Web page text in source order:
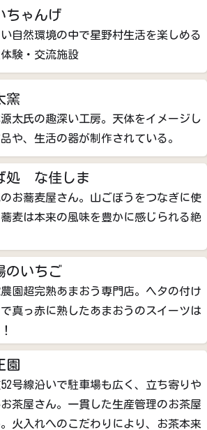
ちゃんげ
自然環境の中で星野村生活を楽しめる
験・交流施設
窯
太氏の趣深い工房。天体をイメージし
や、生活の器が制作されている。
処 な佳しま
のお蕎麦屋さん。山ごぼうをつなぎに使
麦は本来の風味を豊かに感じられる絶
のいちご
園超完熟あまおう専門店。ヘタの付け
真っ赤に熟したあまおうのスイーツは
園
号線沿いで駐車場も広く、立ち寄りや
茶屋さん。一貫した生産管理のお茶屋
火入れへのこだわりにより、お茶本来